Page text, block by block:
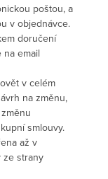
poštou, a
v objednávce.
doručení
email
v celém
na změnu,
smlouvy.
až v
ze strany